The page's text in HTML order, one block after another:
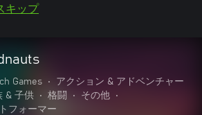
キップ
Games •
アクション & アドベンチャー
& 子供 • 格闘 • その他
•
フォーマー